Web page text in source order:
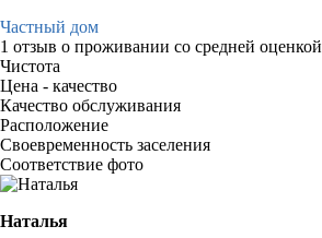
Частный дом
1 отзыв о проживании со средней оценкой
Чистота
Цена - качество
Качество обслуживания
Расположение
Своевременность заселения
Соответствие фото
Наталья